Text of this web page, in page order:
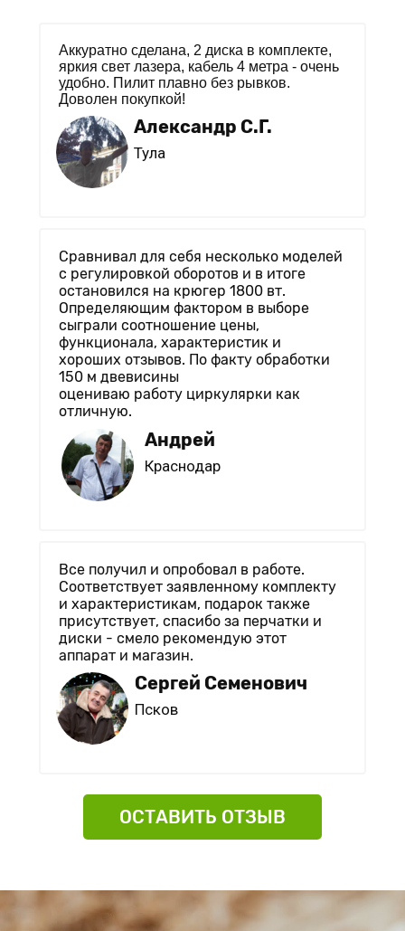
Аккуратно сделана, 2 диска в комплекте,
яркия свет лазера, кабель 4 метра - очень
удобно. Пилит плавно без рывков.
Доволен покупкой!
Александр С.Г.
Тула
Сравнивал для себя несколько моделей
с регулировкой оборотов и в итоге
остановился на крюгер 1800 вт.
Определяющим фактором в выборе
сыграли соотношение цены,
функционала, характеристик и
хороших отзывов. По факту обработки
150 м двевисины
оцениваю работу циркулярки как
отличную.
Андрей
Краснодар
Все получил и опробовал в работе.
Соответствует заявленному комплекту
и характеристикам, подарок также
присутствует, спасибо за перчатки и
диски - смело рекомендую этот
аппарат и магазин.
Сергей Семенович
Псков
ОСТАВИТЬ ОТЗЫВ